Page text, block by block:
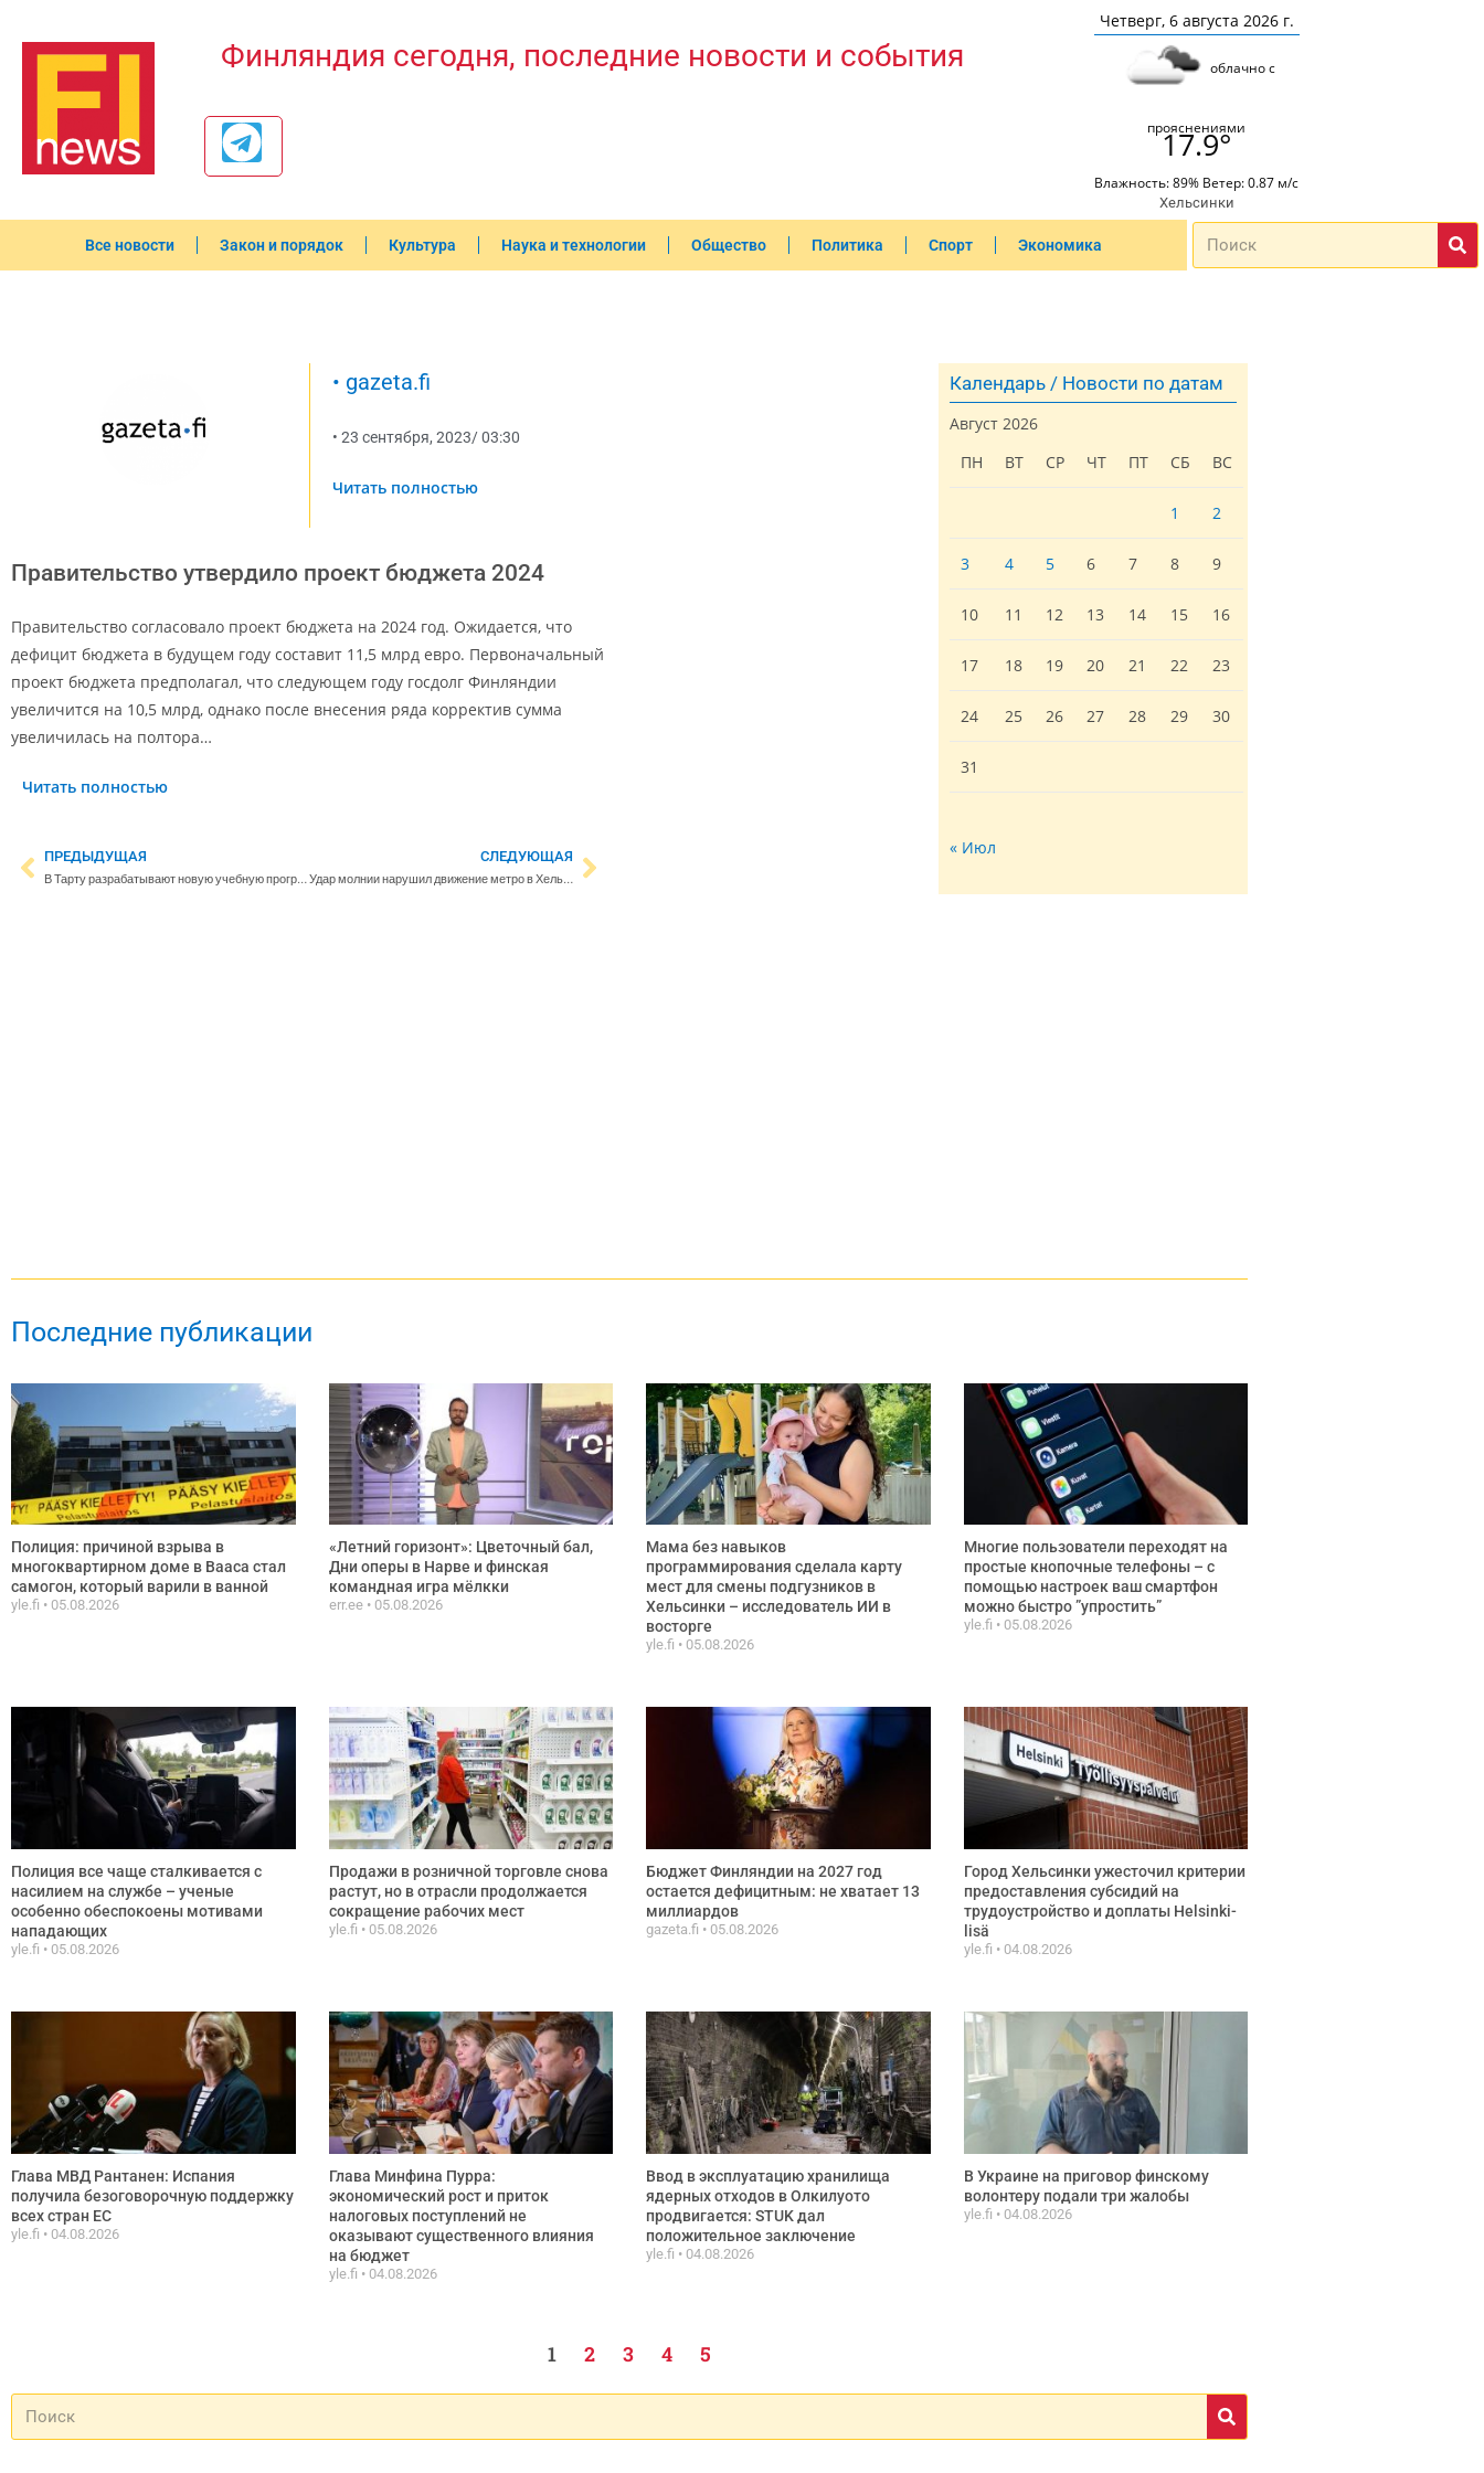
Финляндия сегодня, последние новости и события
Четверг, 6 августа 2026 г.
облачно с
прояснениями
17.9°
Влажность: 89% Ветер: 0.87 м/с
Хельсинки
Все новости Закон и порядок Культура Наука и технологии Общество Политика Спорт Экономика
• gazeta.fi
• 23 сентября, 2023/03:30
Читать полностью
Правительство утвердило проект бюджета 2024
Правительство согласовало проект бюджета на 2024 год. Ожидается, что
дефицит бюджета в будущем году составит 11,5 млрд евро. Первоначальный
проект бюджета предполагал, что следующем году госдолг Финляндии
увеличится на 10,5 млрд, однако после внесения ряда корректив сумма
увеличилась на полтора…
Читать полностью
ПРЕДЫДУЩАЯ
В Тарту разрабатывают новую учебную программу подготовки автомехаников
СЛЕДУЮЩАЯ
Удар молнии нарушил движение метро в Хельсинки
Календарь / Новости по датам
Август 2026
ПН
ВТ СР ЧТ ПТ СБ ВС
1 2
3 4 5 6 7 8 9
10 11 12 13 14 15 16
17 18 19 20 21 22 23
24 25 26 27 28 29 30
31
« Июл
Последние публикации
Полиция: причиной взрыва в
многоквартирном доме в Вааса стал
самогон, который варили в ванной
yle.fi 05.08.2026
«Летний горизонт»: Цветочный бал,
Дни оперы в Нарве и финская
командная игра мёлкки
err.ee 05.08.2026
Мама без навыков
программирования сделала карту
мест для смены подгузников в
Хельсинки – исследователь ИИ в
восторге
yle.fi 05.08.2026
Многие пользователи переходят на
простые кнопочные телефоны – с
помощью настроек ваш смартфон
можно быстро ”упростить”
yle.fi 05.08.2026
Полиция все чаще сталкивается с
насилием на службе – ученые
особенно обеспокоены мотивами
нападающих
yle.fi 05.08.2026
Продажи в розничной торговле снова
растут, но в отрасли продолжается
сокращение рабочих мест
yle.fi 05.08.2026
Бюджет Финляндии на 2027 год
остается дефицитным: не хватает 13
миллиардов
gazeta.fi 05.08.2026
Город Хельсинки ужесточил критерии
предоставления субсидий на
трудоустройство и доплаты Helsinki-
lisä
yle.fi 04.08.2026
Глава МВД Рантанен: Испания
получила безоговорочную поддержку
всех стран ЕС
yle.fi 04.08.2026
Глава Минфина Пурра:
экономический рост и приток
налоговых поступлений не
оказывают существенного влияния
на бюджет
yle.fi 04.08.2026
Ввод в эксплуатацию хранилища
ядерных отходов в Олкилуото
продвигается: STUK дал
положительное заключение
yle.fi 04.08.2026
В Украине на приговор финскому
волонтеру подали три жалобы
yle.fi 04.08.2026
1 2 3 4 5